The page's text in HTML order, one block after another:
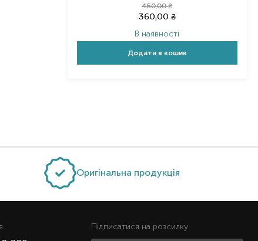
450,00₴
360,00₴
В наявності
Додати в кошик
Оригінальна продукція
Підписатися на розсилку